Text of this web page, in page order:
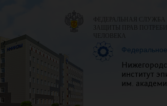
ФЕДЕРАЛЬНАЯ СЛУЖБА
ЗАЩИТЫ ПРАВ
ЧЕЛОВЕКА
институт
им.